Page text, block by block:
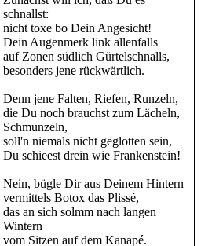
schnallst:
nicht toxe bo Dein Angesicht!
Dein Augenmerk link allenfalls
auf Zonen südlich Gürtelschnalls,
besonders jene rückwärtlich.
Denn jene Falten, Riefen, Runzeln,
die Du noch brauchst zum Lächeln,
Schmunzeln,
soll'n niemals nicht geglotten sein,
Du schieest drein wie Frankenstein!
Nein, bügle Dir aus Deinem Hintern
vermittels Botox das Plissé,
das an sich solmm nach langen
Wintern
vom Sitzen auf dem Kanapé.